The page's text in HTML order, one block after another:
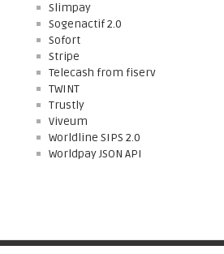
Slimpay
Sogenactif 2.0
Sofort
Stripe
Telecash from fiserv
TWINT
Trustly
Viveum
Worldline SIPS 2.0
Worldpay JSON API